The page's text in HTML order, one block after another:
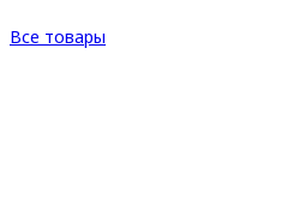
Все товары